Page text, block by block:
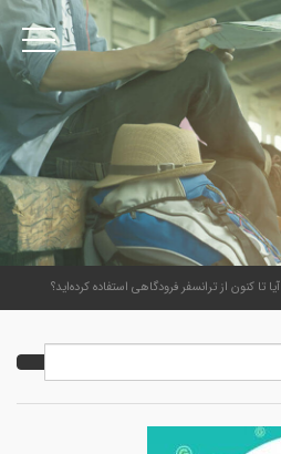
آیا تا کنون از ترانسفر فرودگاهی استفاده کرده‌اید؟